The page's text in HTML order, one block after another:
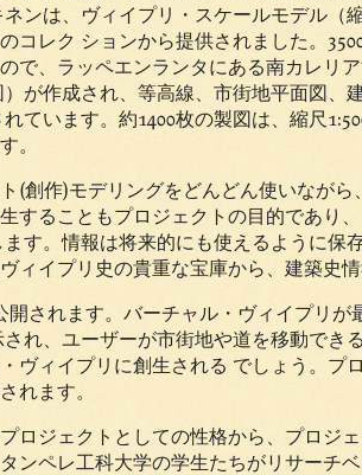
ンは、ヴィイプリ・スケールモデル（
コレク ションから提供されました。
で、ラッペエンランタにある南カレリ
が作成され、等高線、市街地平面図、
ています。約1400枚の製図は、縮尺
。
(創作)モデリングをどんどん使いながら
することもプロジェクトの目的であり
す。情報は将来的にも使えるように保
ィイプリ史の貴重な宝庫から、建築史
されます。バーチャル・ヴィイプリ
れ、ユーザーが市街地や道を移動でき
ヴィイプリに創生される でしょう。プ
れます。
ロジェクトとしての性格から、プロジ
ンペレ工科大学の学生たちがリサーチ